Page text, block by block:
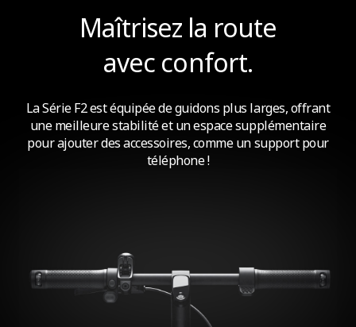
Maîtrisez la route
avec confort.
La Série F2 est équipée de guidons plus larges, offrant
une meilleure stabilité et un espace supplémentaire
pour ajouter des accessoires, comme un support pour
téléphone !